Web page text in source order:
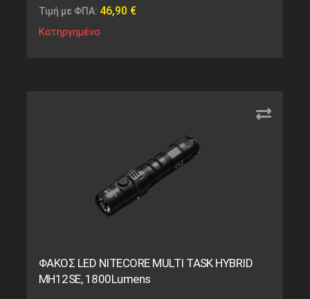
Τιμή με ΦΠΑ: 46,90 €
Κατηργημένο
ΦΑΚΟΣ LED NITECORE MULTI TASK HYBRID
MH12SE, 1800Lumens